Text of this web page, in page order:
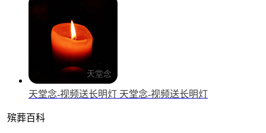
天堂念-视频送长明灯 天堂念-视频送长明灯
殡葬百科